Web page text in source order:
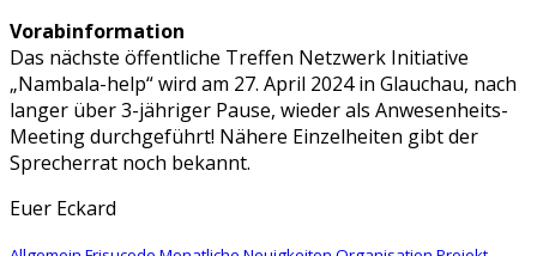
Vorabinformation
Das nächste öffentliche Treffen Netzwerk Initiative
„Nambala-help“ wird am 27. April 2024 in Glauchau, nach
langer über 3-jähriger Pause, wieder als Anwesenheits-
Meeting durchgeführt! Nähere Einzelheiten gibt der
Sprecherrat noch bekannt.
Euer Eckard